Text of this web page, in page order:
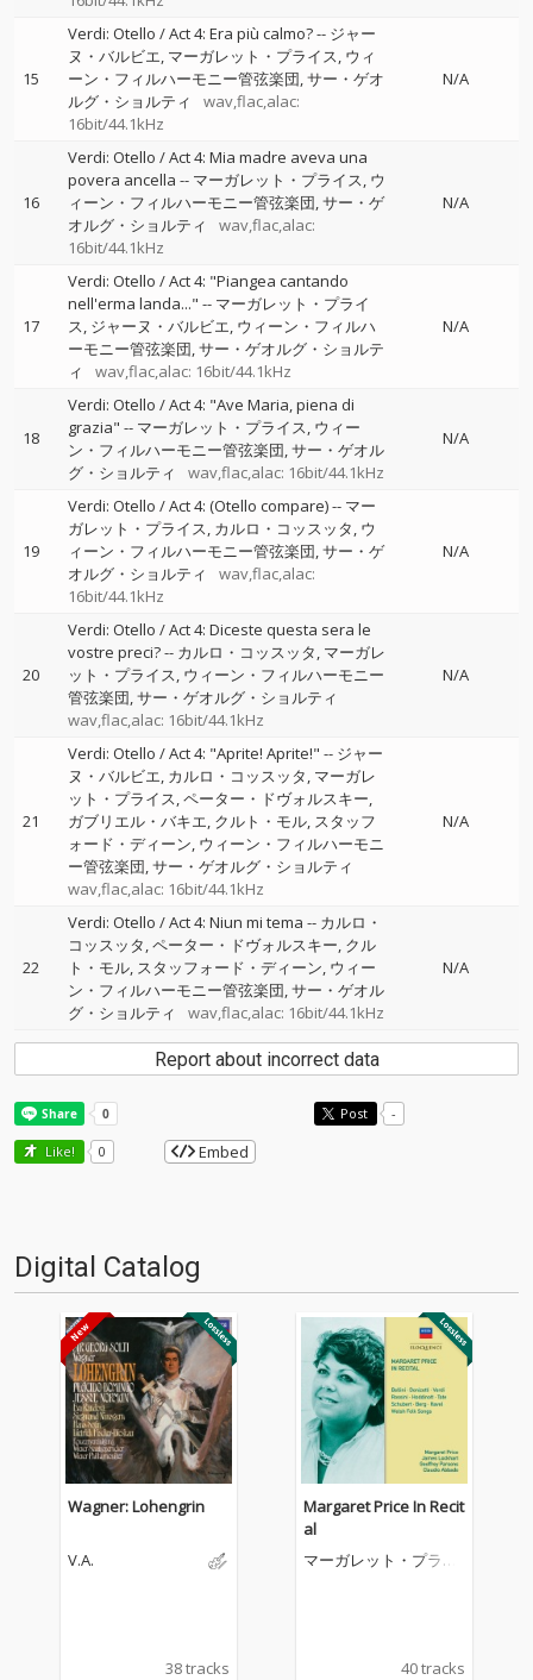
15
Verdi: Otello / Act 4: Era più calmo?-- ジャー
ヌ・バルビエ マーガレット・プライス ウィ
ーン・フィルハーモニー管弦楽団 サー・ゲオ
ルグ・ショルティ
wav,flac,alac:
16bit/44.1kHz
N/A
16
Verdi: Otello / Act 4: Mia madre aveva una
povera ancella -- マーガレット・プライス ウ
ィーン・フィルハーモニー管弦楽団 サー・ゲ
オルグ・ショルティ
wav,flac,alac:
16bit/44.1kHz
N/A
17
Verdi: Otello / Act 4: "Piangea cantando
nell'erma landa..." -- マーガレット・プライ
ス ジャーヌ・バルビエ ウィーン・フィルハ
ーモニー管弦楽団 サー・ゲオルグ・ショルテ
ィ
wav,flac,alac: 16bit/44.1kHz
N/A
18
Verdi: Otello / Act 4: "Ave Maria, piena di
grazia" -- マーガレット・プライス ウィー
ン・フィルハーモニー管弦楽団 サー・ゲオル
グ・ショルティ
wav,flac,alac: 16bit/44.1kHz
N/A
19
Verdi: Otello / Act 4: (Otello compare)-- マー
ガレット・プライス カルロ・コッスッタ ウ
ィーン・フィルハーモニー管弦楽団 サー・ゲ
オルグ・ショルティ
wav,flac,alac:
16bit/44.1kHz
N/A
20
Verdi: Otello / Act 4: Diceste questa sera le
vostre preci?-- カルロ・コッスッタ マーガレ
ット・プライス ウィーン・フィルハーモニー
管弦楽団 サー・ゲオルグ・ショルティ
wav,flac,alac: 16bit/44.1kHz
N/A
21
Verdi: Otello / Act 4: "Aprite! Aprite!" -- ジャー
ヌ・バルビエ カルロ・コッスッタ マーガレ
ット・プライス ペーター・ドヴォルスキー
ガブリエル・バキエ クルト・モル スタッフ
ォード・ディーン ウィーン・フィルハーモニ
ー管弦楽団 サー・ゲオルグ・ショルティ
wav,flac,alac: 16bit/44.1kHz
N/A
22
Verdi: Otello / Act 4: Niun mi tema -- カルロ・
コッスッタ ペーター・ドヴォルスキー クル
ト・モル スタッフォード・ディーン ウィー
ン・フィルハーモニー管弦楽団 サー・ゲオル
グ・ショルティ
wav,flac,alac: 16bit/44.1kHz
N/A
Report about incorrect data
Post -
Like! 0 Embed
Digital Catalog
Wagner: Lohengrin
V.A.
38 tracks
Margaret Price In Recit
al
マーガレット・プライ
40 tracks